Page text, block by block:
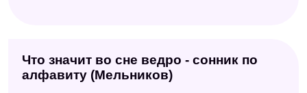
Что значит во сне ведро - сонник по
алфавиту (Мельников)